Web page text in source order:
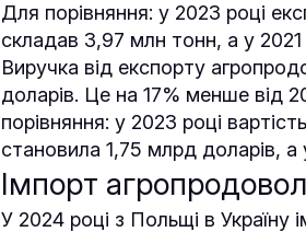
Для порівняння: у 2023 році
складав 3,97 млн тонн, а у 2021
Виручка від експорту
доларів. Це на 17% менше від
порівняння: у 2023 році
становила 1,75 млрд доларів, а
Імпорт
У 2024 році з Польщі в Україну